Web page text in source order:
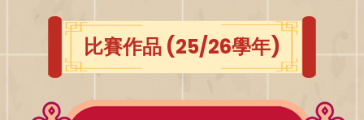
比賽作品 (25/26學年)